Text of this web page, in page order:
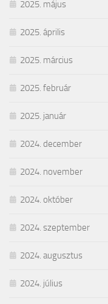
2025. május
2025. április
2025. március
2025. február
2025. január
2024. december
2024. november
2024. október
2024. szeptember
2024. augusztus
2024. július